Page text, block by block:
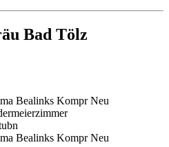
Bad Tölz